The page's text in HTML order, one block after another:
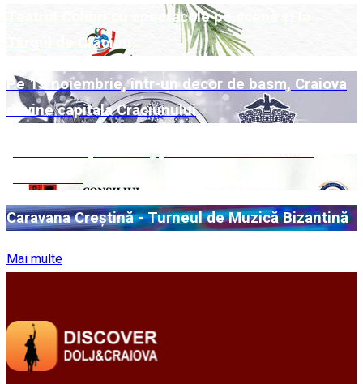
Teatrul Colibri cu spectacole pe scenă și la
Târgul de Crăciun
Pe 15 noiembrie, într-un decor de basm, Craiova
devine capitala Crăciunului
Caravana Creștină - Turneul de Muzică Bizantină
Mai multe